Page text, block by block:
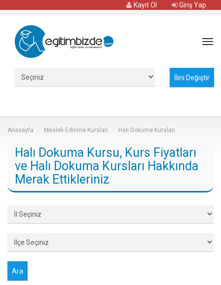
Giriş Yap
Kayıt Ol
Anasayfa Meslek Edinme Kursları Halı Dokuma Kursları
Halı Dokuma Kursu, Kurs Fiyatları
ve Halı Dokuma Kursları Hakkında
Merak Ettikleriniz